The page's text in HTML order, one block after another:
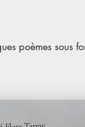
poèmes sous